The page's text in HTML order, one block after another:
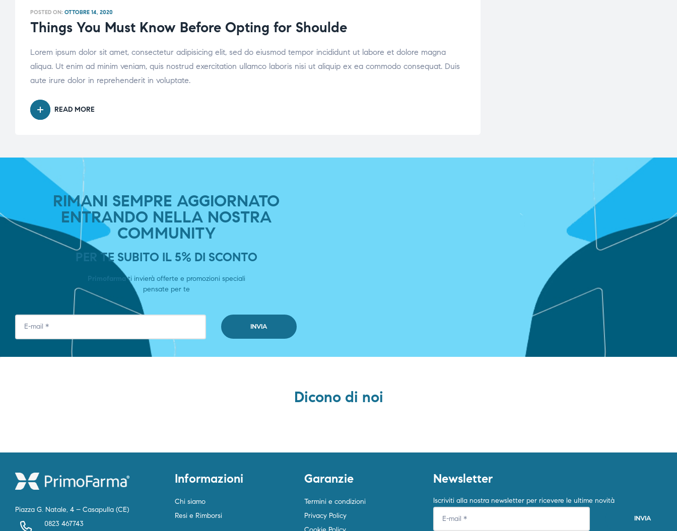
POSTED ON: OTTOBRE 14, 2020
Things You Must Know Before Opting for Shoulde
Lorem ipsum dolor sit amet, consectetur adipisicing elit, sed do eiusmod tempor incididunt ut labore et dolore magna
aliqua. Ut enim ad minim veniam, quis nostrud exercitation ullamco laboris nisi ut aliquip ex ea commodo consequat. Duis
aute irure dolor in reprehenderit in voluptate.
READ MORE
RIMANI SEMPRE AGGIORNATO
ENTRANDO NELLA NOSTRA
COMMUNITY
PER TE SUBITO IL 5% DI SCONTO
Primofarmati invierà offerte e promozioni speciali
pensate per te
Dicono di noi
Piazza G. Natale, 4 – Casapulla (CE)
0823 467743
Informazioni
Chi siamo
Resi e Rimborsi
Garanzie
Termini e condizioni
Privacy Policy
Newsletter
Iscriviti alla nostra newsletter per ricevere le ultime novità